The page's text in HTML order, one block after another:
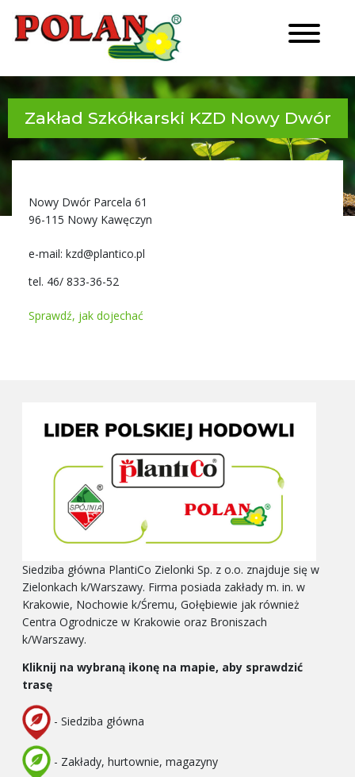
Zakład Szkółkarski KZD Nowy Dwór
Nowy Dwór Parcela 61
96-115 Nowy Kawęczyn
e-mail: kzd@plantico.pl
tel. 46/ 833-36-52
Sprawdź, jak dojechać
Siedziba główna PlantiCo Zielonki Sp. z o.o. znajduje się w
Zielonkach k/Warszawy. Firma posiada zakłady m. in. w
Krakowie, Nochowie k/Śremu, Gołębiewie jak również
Centra Ogrodnicze w Krakowie oraz Broniszach
k/Warszawy.
Kliknij na wybraną ikonę na mapie, aby sprawdzić
trasę
- Siedziba główna
- Zakłady, hurtownie, magazyny